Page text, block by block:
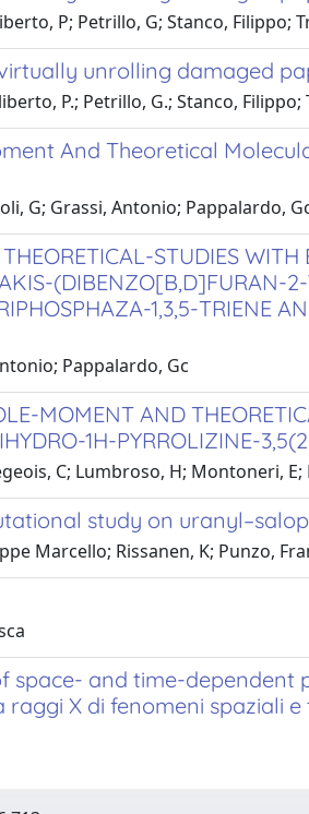
P; Petrillo, G; Stanco, Filippo;
unrolling damaged
P.; Petrillo, G.; Stanco,
And Theoretical
G; Grassi, Antonio; Pappalardo,
STUDIES
(DIBENZO[B,D]FURAN-
1,3,5-TRIENE
Pappalardo, Gc
MOMENT AND
1H-PYRROLIZINE-
C; Lumbroso, H; Montoneri,
study on
Marcello; Rissanen, K; Punzo,
space- and time-dependent
X di fenomeni spaziali